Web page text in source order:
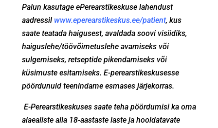
Palun kasutage ePerearstikeskuse lahendust
aadressil www.eperearstikeskus.ee/patient, kus
saate teatada haigusest, avaldada soovi visiidiks,
haiguslehe/töövõimetuslehe avamiseks või
sulgemiseks, retseptide pikendamiseks või
küsimuste esitamiseks. E-perearstikeskusesse
pöördunuid teenindame esmases järjekorras.
E-Perearstikeskuses saate teha pöördumisi ka oma
alaealiste alla 18-aastaste laste ja hooldatavate